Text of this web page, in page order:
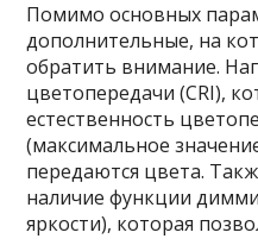
Помимо основных
дополнительные, на
обратить внимание.
цветопередачи (CRI),
естественность
(максимальное
передаются цвета.
наличие функции
яркости), которая